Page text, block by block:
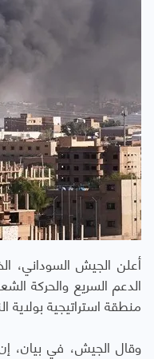
أعلن الجيش
الدعم السريع والحركة
منطقة استراتيجية بولاية